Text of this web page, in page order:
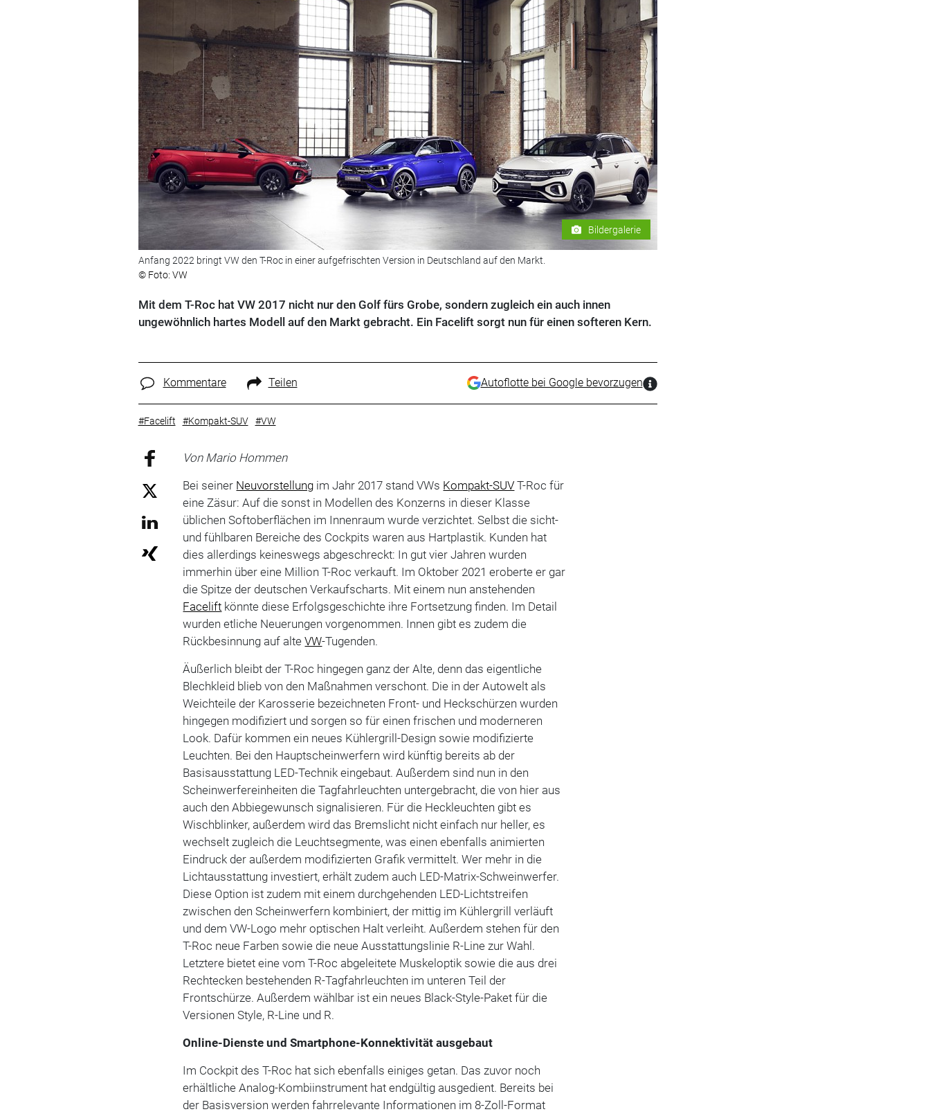
Bildergalerie
Anfang 2022 bringt VW den T-Roc in einer aufgefrischten Version in Deutschland auf den Markt.
© Foto: VW
Mit dem T-Roc hat VW 2017 nicht nur den Golf fürs Grobe, sondern zugleich ein auch innen
ungewöhnlich hartes Modell auf den Markt gebracht. Ein Facelift sorgt nun für einen softeren Kern.
Kommentare Teilen Autoflotte bei Google bevorzugen
#Facelift #Kompakt-SUV #VW
Von Mario Hommen
Bei seiner Neuvorstellung im Jahr 2017 stand VWs Kompakt-SUV T-Roc für
eine Zäsur: Auf die sonst in Modellen des Konzerns in dieser Klasse
üblichen Softoberflächen im Innenraum wurde verzichtet. Selbst die sicht-
und fühlbaren Bereiche des Cockpits waren aus Hartplastik. Kunden hat
dies allerdings keineswegs abgeschreckt: In gut vier Jahren wurden
immerhin über eine Million T-Roc verkauft. Im Oktober 2021 eroberte er gar
die Spitze der deutschen Verkaufscharts. Mit einem nun anstehenden
Facelift könnte diese Erfolgsgeschichte ihre Fortsetzung finden. Im Detail
wurden etliche Neuerungen vorgenommen. Innen gibt es zudem die
Rückbesinnung auf alteVW-Tugenden.
Äußerlich bleibt der T-Roc hingegen ganz der Alte, denn das eigentliche
Blechkleid blieb von den Maßnahmen verschont. Die in der Autowelt als
Weichteile der Karosserie bezeichneten Front- und Heckschürzen wurden
hingegen modifiziert und sorgen so für einen frischen und moderneren
Look. Dafür kommen ein neues Kühlergrill-Design sowie modifizierte
Leuchten. Bei den Hauptscheinwerfern wird künftig bereits ab der
Basisausstattung LED-Technik eingebaut. Außerdem sind nun in den
Scheinwerfereinheiten die Tagfahrleuchten untergebracht, die von hier aus
auch den Abbiegewunsch signalisieren. Für die Heckleuchten gibt es
Wischblinker, außerdem wird das Bremslicht nicht einfach nur heller, es
wechselt zugleich die Leuchtsegmente, was einen ebenfalls animierten
Eindruck der außerdem modifizierten Grafik vermittelt. Wer mehr in die
Lichtausstattung investiert, erhält zudem auch LED-Matrix-Schweinwerfer.
Diese Option ist zudem mit einem durchgehenden LED-Lichtstreifen
zwischen den Scheinwerfern kombiniert, der mittig im Kühlergrill verläuft
und dem VW-Logo mehr optischen Halt verleiht. Außerdem stehen für den
T-Roc neue Farben sowie die neue Ausstattungslinie R-Line zur Wahl.
Letztere bietet eine vom T-Roc abgeleitete Muskeloptik sowie die aus drei
Rechtecken bestehenden R-Tagfahrleuchten im unteren Teil der
Frontschürze. Außerdem wählbar ist ein neues Black-Style-Paket für die
Versionen Style, R-Line und R.
Online-Dienste und Smartphone-Konnektivität ausgebaut
Im Cockpit des T-Roc hat sich ebenfalls einiges getan. Das zuvor noch
erhältliche Analog-Kombiinstrument hat endgültig ausgedient. Bereits bei
der Basisversion werden fahrrelevante Informationen im 8-Zoll-Format